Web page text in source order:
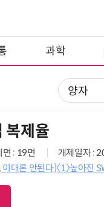
과학
복제율
면 : 19면
개제일자 :
대론 안된다]〈1〉높아진